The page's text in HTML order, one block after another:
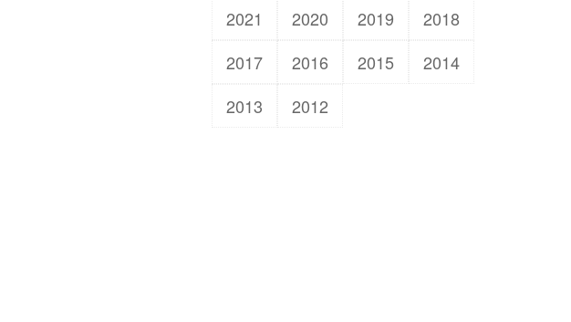
2021
2020 2019
2018
2017
2016 2015
2014
2013
2012